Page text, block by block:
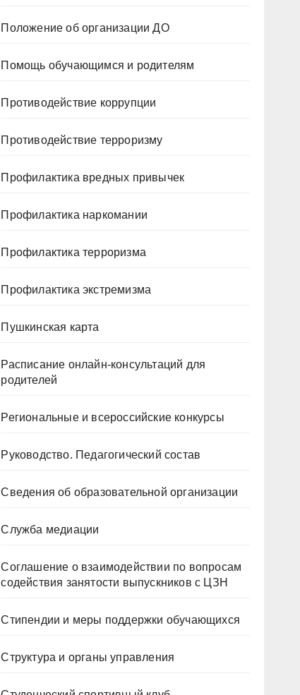
Положение об организации ДО
Помощь обучающимся и родителям
Противодействие коррупции
Противодействие терроризму
Профилактика вредных привычек
Профилактика наркомании
Профилактика терроризма
Профилактика экстремизма
Пушкинская карта
Расписание онлайн-консультаций для
родителей
Региональные и всероссийские конкурсы
Руководство. Педагогический состав
Сведения об образовательной организации
Служба медиации
Соглашение о взаимодействии по вопросам
содействия занятости выпускников с ЦЗН
Стипендии и меры поддержки обучающихся
Структура и органы управления